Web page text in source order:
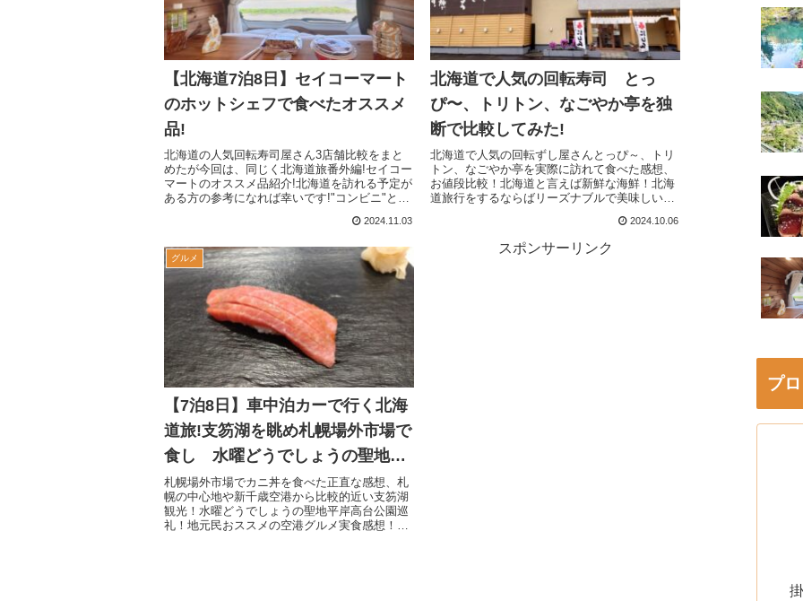
【北海道7泊8日】セイコーマート
のホットシェフで食べたオススメ
品!
北海道の人気回転寿司屋さん3店舗比較をまと
めたが今回は、同じく北海道旅番外編!セイコー
マートのオススメ品紹介!北海道を訪れる予定が
ある方の参考になれば幸いです!"コンビニ"とい
大変驚かされた私達は、旅中嬉々とお世話にな
されてしまっては称賛するしかない。
2024.11.03
北海道で人気の回転寿司 とっ
ぴ〜、トリトン、なごやか亭を独
断で比較してみた!
北海道で人気の回転ずし屋さんとっぴ～、トリ
トン、なごやか亭を実際に訪れて食べた感想、
お値段比較！北海道と言えば新鮮な海鮮！北海
道旅行をするならばリーズナブルで美味しい海
2024.10.06
グルメ
【7泊8日】車中泊カーで行く北海
道旅!支笏湖を眺め札幌場外市場で
食し 水曜どうでしょうの聖地を
訪ねる最終日編!
札幌場外市場でカニ丼を食べた正直な感想、札
幌の中心地や新千歳空港から比較的近い支笏湖
観光！水曜どうでしょうの聖地平岸高台公園巡
礼！地元民おススメの空港グルメ実食感想！車
スポンサーリンク
プ